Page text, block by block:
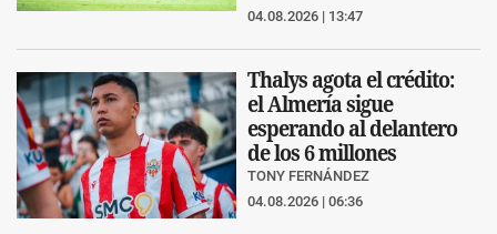
04.08.2026 | 13:47
Thalys agota el crédito:
el Almería sigue
esperando al delantero
de los 6 millones
TONY FERNÁNDEZ
04.08.2026 | 06:36